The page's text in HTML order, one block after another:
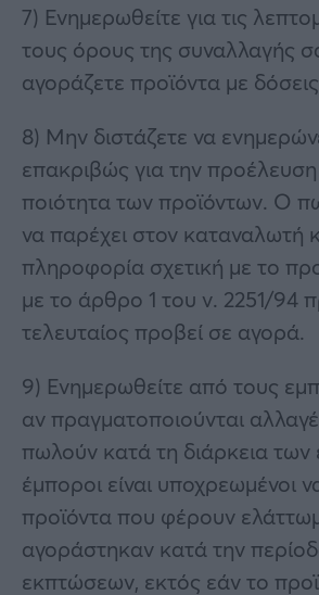
7) Ενημερωθείτε για τις
τους όρους της συναλλαγής
αγοράζετε προϊόντα με
8) Μην διστάζετε να
επακριβώς για την προέλευση
ποιότητα των προϊόντων. Ο
να παρέχει στον καταναλωτή
πληροφορία σχετική με το
με το άρθρο 1 του ν. 2251/94
τελευταίος προβεί σε αγορά.
9) Ενημερωθείτε από τους
αν πραγματοποιούνται
πωλούν κατά τη διάρκεια
έμποροι είναι υποχρεωμένοι
προϊόντα που φέρουν
αγοράστηκαν κατά την
εκπτώσεων, εκτός εάν το